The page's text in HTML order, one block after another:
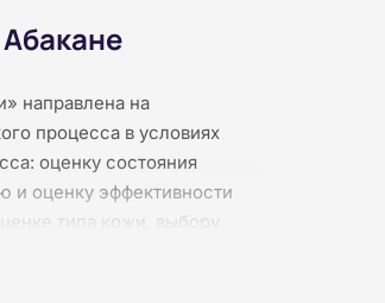
направлена на
процесса в условиях
оценку состояния
и оценку эффективности
типа кожи, выбору
документации.